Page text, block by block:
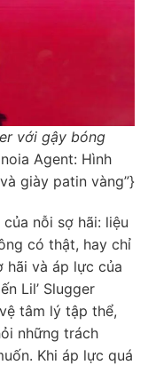
với gậy bóng
Agent: Hình
giày patin vàng”}
nỗi sợ hãi: liệu
có thật, hay chỉ
hãi và áp lực của
Lil’ Slugger
tâm lý tập thể,
những trách
Khi áp lực quá